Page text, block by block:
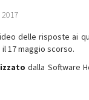
delle risposte ai
17 maggio scorso.
dalla Software